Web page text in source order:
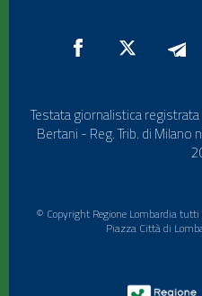
Testata giornalistica
Bertani - Reg. Trib. di
© Copyright Regione Lombardia
Piazza Città di